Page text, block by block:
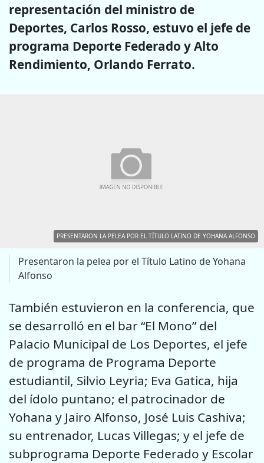
representación del ministro de
Deportes, Carlos Rosso, estuvo el jefe de
programa Deporte Federado y Alto
Rendimiento, Orlando Ferrato.
PRESENTARON LA PELEA POR EL TÍTULO LATINO DE YOHANA ALFONSO
Presentaron la pelea por el Título Latino de Yohana
Alfonso
También estuvieron en la conferencia, que
se desarrolló en el bar “El Mono” del
Palacio Municipal de Los Deportes, el jefe
de programa de Programa Deporte
estudiantil, Silvio Leyria; Eva Gatica, hija
del ídolo puntano; el patrocinador de
Yohana y Jairo Alfonso, José Luis Cashiva;
su entrenador, Lucas Villegas; y el jefe de
subprograma Deporte Federado y Escolar